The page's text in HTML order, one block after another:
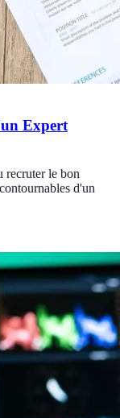
Expert
recruter le bon
d'un